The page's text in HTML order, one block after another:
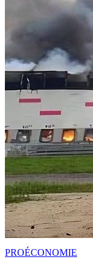
PROÉCONOMIE